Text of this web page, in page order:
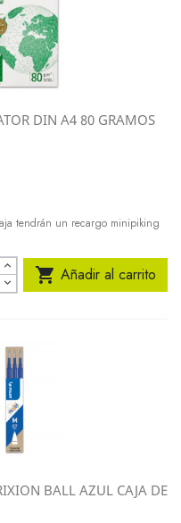
DIN A4 80 GRAMOS
tendrán un recargo minipiking
 Añadir al carrito
BALL AZUL CAJA DE